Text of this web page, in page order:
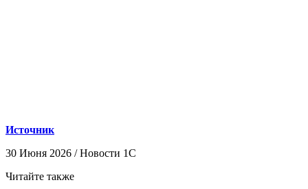
Источник
30 Июня 2026 / Новости 1С
Читайте также